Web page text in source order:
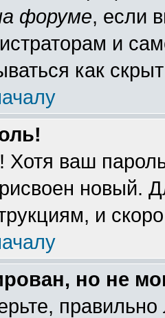
форуме, если
и
как
Хотя ваш
новый.
и
но не